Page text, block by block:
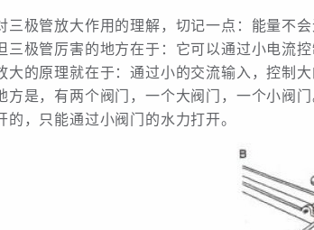
三极管放大作用的理解，切记一点：能量不
三极管厉害的地方在于：它可以通过小电流控
大的原理就在于：通过小的交流输入，控制
方是，有两个阀门，一个大阀门，一个小阀
的，只能通过小阀门的水力打开。